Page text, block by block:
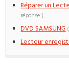
Réparer un
réponse )
DVD SAMSUNG
Lecteur